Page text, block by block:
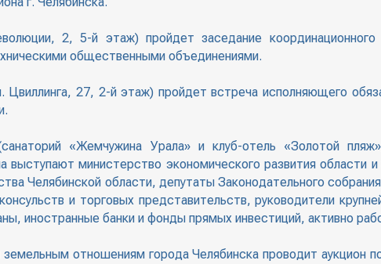
2, 5-й этаж) пройдет заседание
общественными объединениями.
Цвиллинга, 27, 2-й этаж) пройдет встреча исполняющего
«Жемчужина Урала» и клуб-отель «Золотой
выступают министерство экономического развития
Челябинской области, депутаты Законодательного
и торговых представительств, руководители
иностранные банки и фонды прямых инвестиций, активно
отношениям города Челябинска проводит аукцион